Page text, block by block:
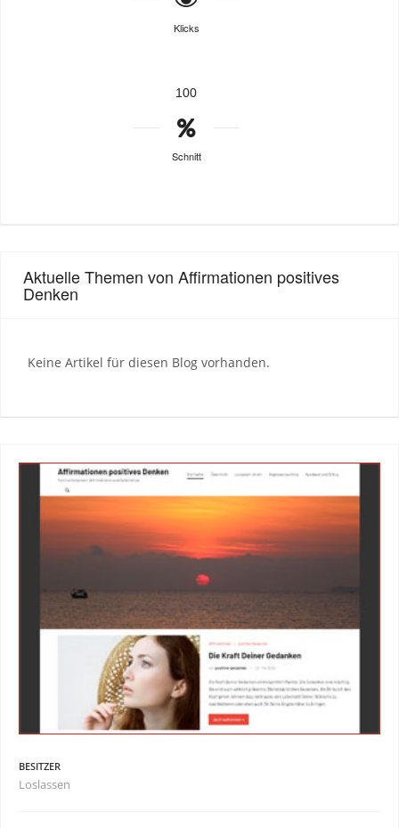
Klicks
100
Schnitt
Aktuelle Themen von Affirmationen positives
Denken
Keine Artikel für diesen Blog vorhanden.
BESITZER
Loslassen